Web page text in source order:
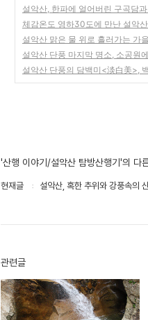
설악산, 한파에 얼어버린 구곡담
체감온도 영하30도에 만난 설악
설악산 맑은 물 위로 흘러가는 가
설악산 단풍 마지막 명소, 소공원
설악산 단풍의 담백미<淡白美>,
'산행 이야기/설악산 탐방산행기'의 다
현재글 설악산, 혹한 추위와 강풍속의
관련글